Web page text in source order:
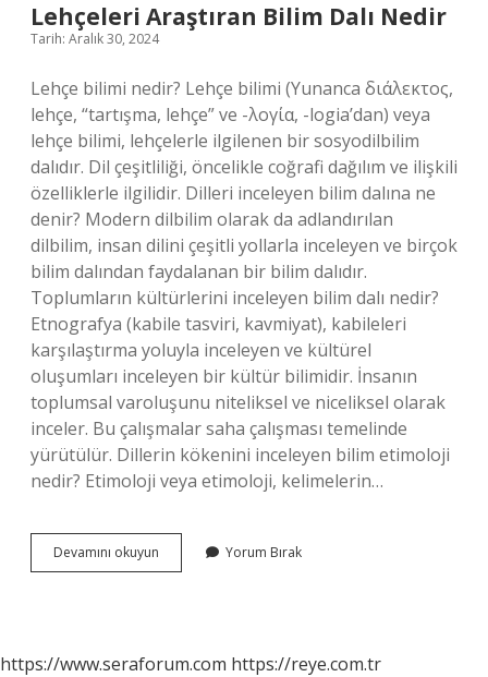
Lehçeleri Araştıran Bilim Dalı Nedir
Tarih: Aralık 30, 2024
Lehçe bilimi nedir? Lehçe bilimi (Yunanca διάλεκτος,
lehçe, “tartışma, lehçe” ve -λογία, -logia’dan) veya
lehçe bilimi, lehçelerle ilgilenen bir sosyodilbilim
dalıdır. Dil çeşitliliği, öncelikle coğrafi dağılım ve ilişkili
özelliklerle ilgilidir. Dilleri inceleyen bilim dalına ne
denir? Modern dilbilim olarak da adlandırılan
dilbilim, insan dilini çeşitli yollarla inceleyen ve birçok
bilim dalından faydalanan bir bilim dalıdır.
Toplumların kültürlerini inceleyen bilim dalı nedir?
Etnografya (kabile tasviri, kavmiyat), kabileleri
karşılaştırma yoluyla inceleyen ve kültürel
oluşumları inceleyen bir kültür bilimidir. İnsanın
toplumsal varoluşunu niteliksel ve niceliksel olarak
inceler. Bu çalışmalar saha çalışması temelinde
yürütülür. Dillerin kökenini inceleyen bilim etimoloji
nedir? Etimoloji veya etimoloji, kelimelerin…
Devamını okuyun Lehçeleri
Araştıran
Yorum Bırak
https://www.seraforum.com https://reye.com.tr